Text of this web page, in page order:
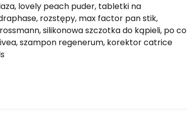
lovely peach puder, tabletki na
rozstępy, max factor pan stik,
silikonowa szczotka do kąpieli, po co
szampon regenerum, korektor catrice